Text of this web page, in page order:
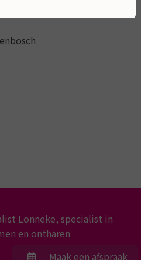
Maak een afspraak
Lonneke, specialist in
en ontharen